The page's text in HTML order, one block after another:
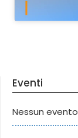
Eventi
Nessun evento